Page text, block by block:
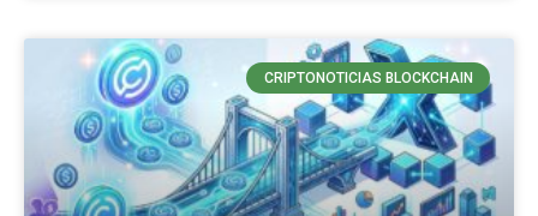
CRIPTONOTICIAS BLOCKCHAIN